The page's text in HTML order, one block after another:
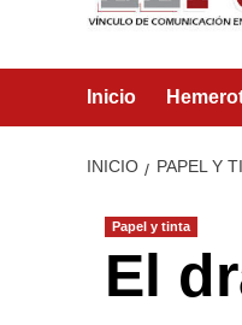
Inicio
INICIO PAPEL Y
Papel y tinta
El